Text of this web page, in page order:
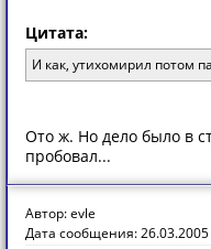
Цитата:
И как, утихомирил потом
Ото ж. Но дело было в
пробовал...
Автор: evle
Дата сообщения: